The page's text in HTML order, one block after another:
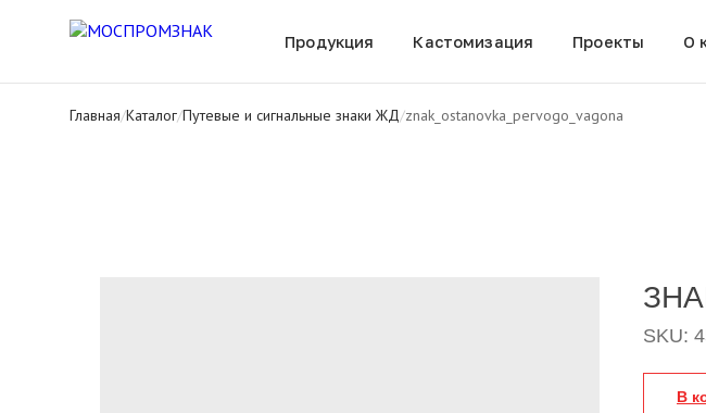
Продукция Кастомизация Проекты О
Главная/Каталог/Путевые и сигнальные знаки ЖД/znak_ostanovka_pervogo_vagona
Все товары
SKU:
В